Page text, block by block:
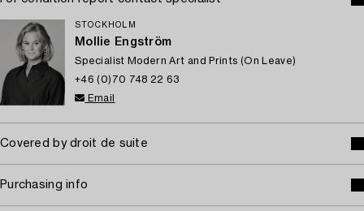
STOCKHOLM
Mollie Engström
Specialist Modern Art and Prints (On Leave)
+46 (0)70 748 22 63
Email
Covered by droit de suite
Purchasing info